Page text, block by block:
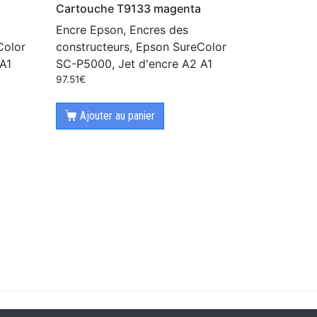
Cartouche T9133 magenta
Encre Epson, Encres des
constructeurs, Epson SureColor
SC-P5000, Jet d'encre A2 A1
97.51€
Ajouter au panier